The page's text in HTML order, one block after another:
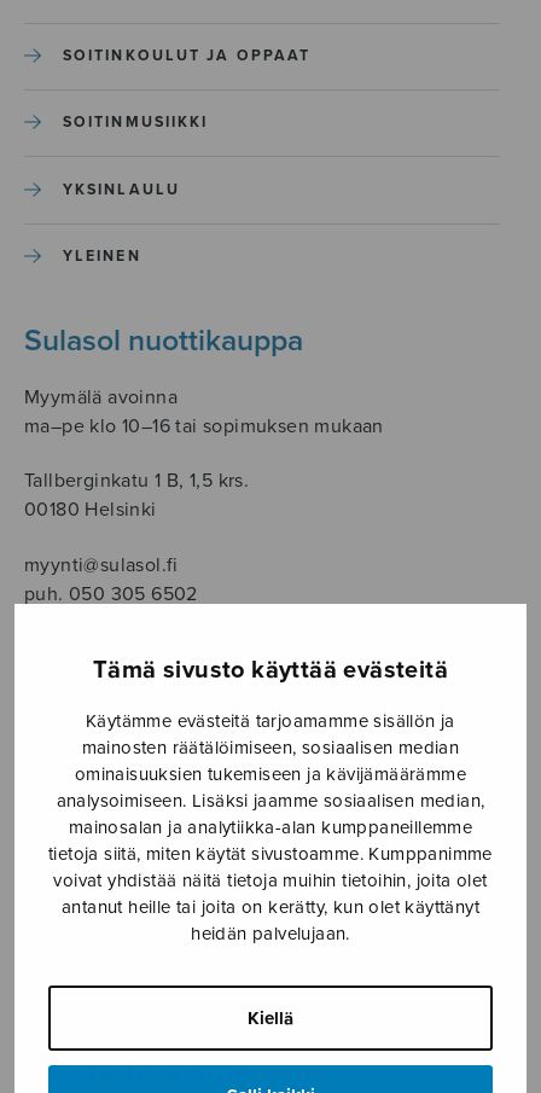
Tämä sivusto käyttää evästeitä
Käytämme evästeitä tarjoamamme sisällön ja
mainosten räätälöimiseen, sosiaalisen median
ominaisuuksien tukemiseen ja kävijämäärämme
analysoimiseen. Lisäksi jaamme sosiaalisen median,
mainosalan ja analytiikka-alan kumppaneillemme
tietoja siitä, miten käytät sivustoamme. Kumppanimme
voivat yhdistää näitä tietoja muihin tietoihin, joita olet
antanut heille tai joita on kerätty, kun olet käyttänyt
heidän palvelujaan.
Kiellä
SOITINKOULUT JA OPPAAT
SOITINMUSIIKKI
YKSINLAULU
YLEINEN
Sulasol nuottikauppa
Myymälä avoinna
ma–pe klo 10–16 tai sopimuksen mukaan
Tallberginkatu 1 B, 1,5 krs.
00180 Helsinki
myynti@sulasol.fi
puh. 050 305 6502
Etusivu › Nuottikauppa › Sekakuoro ›
Ystävää
Ystävää vailla